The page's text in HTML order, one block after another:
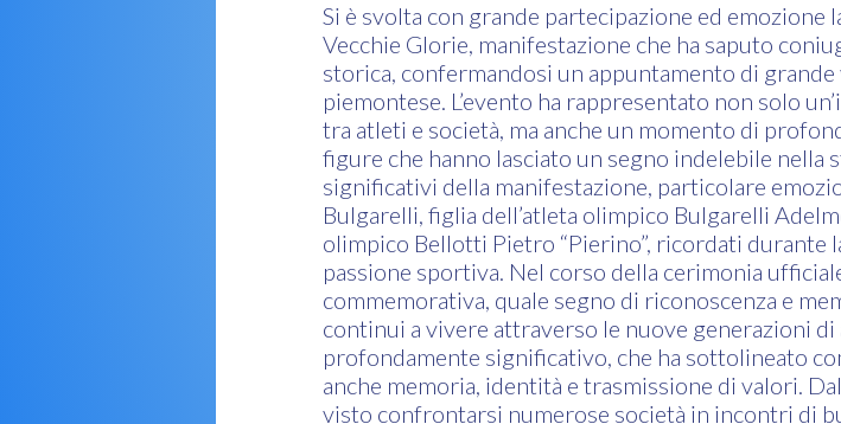
Si è svolta con grande partecipazione ed emozione
Vecchie Glorie, manifestazione che ha saputo
storica, confermandosi un appuntamento di
piemontese. L’evento ha rappresentato non solo
tra atleti e società, ma anche un momento di
figure che hanno lasciato un segno indelebile nella
significativi della manifestazione, particolare
Bulgarelli, figlia dell’atleta olimpico Bulgarelli
olimpico Bellotti Pietro “Pierino”, ricordati durante
passione sportiva. Nel corso della cerimonia
commemorativa, quale segno di riconoscenza e
continui a vivere attraverso le nuove generazioni
profondamente significativo, che ha sottolineato
anche memoria, identità e trasmissione di valori.
visto confrontarsi numerose società in incontri di